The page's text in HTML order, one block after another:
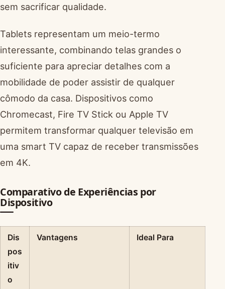
sem sacrificar qualidade.
Tablets representam um meio-termo
interessante, combinando telas grandes o
suficiente para apreciar detalhes com a
mobilidade de poder assistir de qualquer
cômodo da casa. Dispositivos como
Chromecast, Fire TV Stick ou Apple TV
permitem transformar qualquer televisão em
uma smart TV capaz de receber transmissões
em 4K.
Comparativo de Experiências por
Dispositivo
Dis
pos
itiv
o
Vantagens Ideal Para